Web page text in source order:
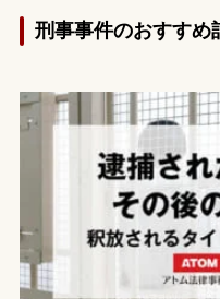
刑事事件のおすすめ